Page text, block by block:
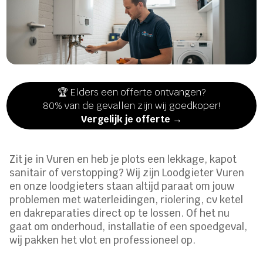
🏆 Elders een offerte ontvangen?
80% van de gevallen zijn wij goedkoper!
Vergelijk je offerte →
Zit je in Vuren en heb je plots een lekkage, kapot
sanitair of verstopping? Wij zijn Loodgieter Vuren
en onze loodgieters staan altijd paraat om jouw
problemen met waterleidingen, riolering, cv ketel
en dakreparaties direct op te lossen. Of het nu
gaat om onderhoud, installatie of een spoedgeval,
wij pakken het vlot en professioneel op.